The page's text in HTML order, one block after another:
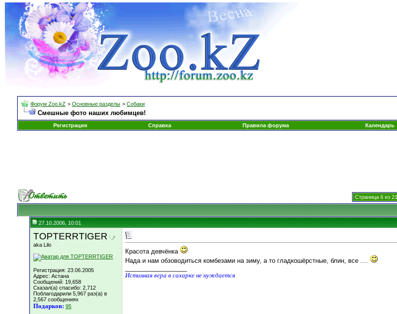
Форум Zoo.kZ > Основные разделы > Собаки
Смешные фото наших любимцев!
Регистрация
Справка Правила форума Календарь
Страница 6 из 21
27.10.2006, 10:01
TOPTERRTIGER
aka Lilo
Регистрация: 23.06.2005
Адрес: Астана
Сообщений: 19,658
Сказал(а) спасибо: 2,712
Поблагодарили 5,967 раз(а) в
2,567 сообщениях
Подарков: 95
Красота девчёнка
Нада и нам обзоводиться комбезами на зиму, а то гладкошёрстные, блин, все ....
Истинная вера в сахарке не нуждается